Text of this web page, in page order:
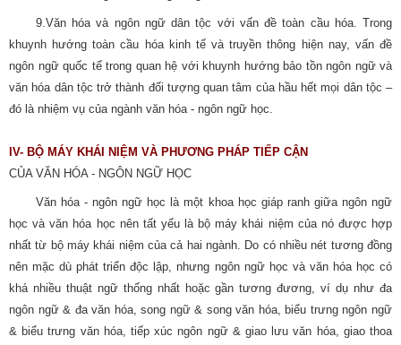
9.Văn hóa và ngôn ngữ dân tộc với vấn đề toàn cầu hóa. Trong
khuynh hướng toàn cầu hóa kinh tế và truyền thông hiện nay, vấn đề
ngôn ngữ quốc tế trong quan hệ với khuynh hướng bảo tồn ngôn ngữ và
văn hóa dân tộc trở thành đối tượng quan tâm của hầu hết mọi dân tộc –
đó là nhiệm vụ của ngành văn hóa - ngôn ngữ học.
IV- BỘ MÁY KHÁI NIỆM VÀ PHƯƠNG PHÁP TIẾP CẬN
CỦA VĂN HÓA - NGÔN NGỮ HỌC
Văn hóa - ngôn ngữ học là một khoa học giáp ranh giữa ngôn ngữ
học và văn hóa học nên tất yếu là bộ máy khái niệm của nó được hợp
nhất từ bộ máy khái niệm của cả hai ngành. Do có nhiều nét tương đồng
nên mặc dù phát triển độc lập, nhưng ngôn ngữ học và văn hóa học có
khá nhiều thuật ngữ thống nhất hoặc gần tương đương, ví dụ như đa
ngôn ngữ & đa văn hóa, song ngữ & song văn hóa, biểu trưng ngôn ngữ
& biểu trưng văn hóa, tiếp xúc ngôn ngữ & giao lưu văn hóa, giao thoa